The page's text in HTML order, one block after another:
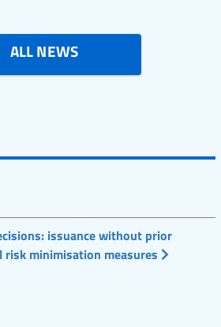
ALL NEWS
issuance without prior
minimisation measures